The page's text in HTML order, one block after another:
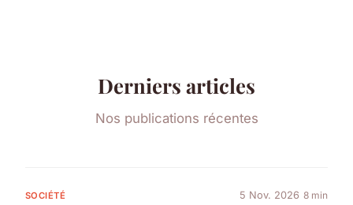
Derniers articles
Nos publications récentes
SOCIÉTÉ 5 Nov. 2026 8 min